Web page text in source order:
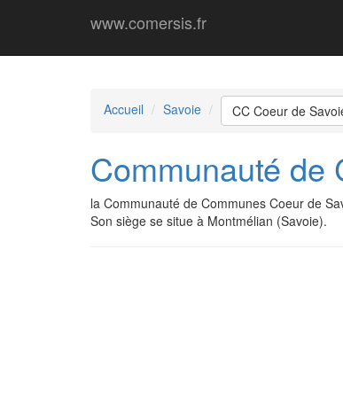
www.comersis.fr
Accueil Savoie CC Coeur de
Communauté de
la Communauté de Communes Coeur de
Son siège se situe à Montmélian (Savoie).